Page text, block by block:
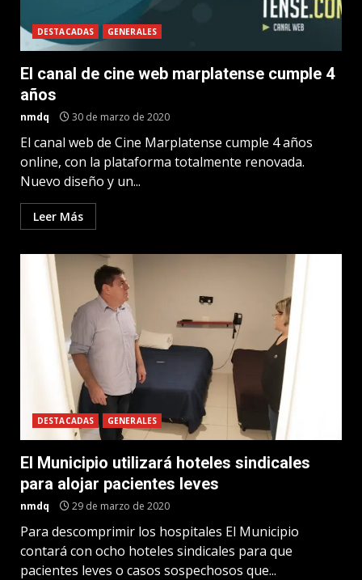
DESTACADAS GENERALES
El canal de cine web marplatense cumple 4
años
nmdq 30 de marzo de 2020
El canal web de Cine Marplatense cumple 4 años
online, con la plataforma totalmente renovada.
Nuevo diseño y un...
Leer Más
DESTACADAS GENERALES
El Municipio utilizará hoteles sindicales
para alojar pacientes leves
nmdq 29 de marzo de 2020
Para descomprimir los hospitales El Municipio
contará con ocho hoteles sindicales para que
pacientes leves o casos sospechosos que...